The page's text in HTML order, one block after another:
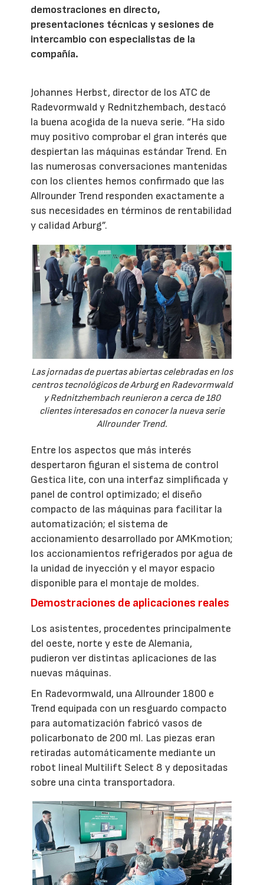
demostraciones en directo,
presentaciones técnicas y sesiones de
intercambio con especialistas de la
compañía.
Johannes Herbst, director de los ATC de
Radevormwald y Rednitzhembach, destacó
la buena acogida de la nueva serie. “Ha sido
muy positivo comprobar el gran interés que
despiertan las máquinas estándar Trend. En
las numerosas conversaciones mantenidas
con los clientes hemos confirmado que las
Allrounder Trend responden exactamente a
sus necesidades en términos de rentabilidad
y calidad Arburg”.
Las jornadas de puertas abiertas celebradas en los
centros tecnológicos de Arburg en Radevormwald
y Rednitzhembach reunieron a cerca de 180
clientes interesados en conocer la nueva serie
Allrounder Trend.
Entre los aspectos que más interés
despertaron figuran el sistema de control
Gestica lite, con una interfaz simplificada y
panel de control optimizado; el diseño
compacto de las máquinas para facilitar la
automatización; el sistema de
accionamiento desarrollado por AMKmotion;
los accionamientos refrigerados por agua de
la unidad de inyección y el mayor espacio
disponible para el montaje de moldes.
Demostraciones de aplicaciones reales
Los asistentes, procedentes principalmente
del oeste, norte y este de Alemania,
pudieron ver distintas aplicaciones de las
nuevas máquinas.
En Radevormwald, una Allrounder 1800 e
Trend equipada con un resguardo compacto
para automatización fabricó vasos de
policarbonato de 200 ml. Las piezas eran
retiradas automáticamente mediante un
robot lineal Multilift Select 8 y depositadas
sobre una cinta transportadora.